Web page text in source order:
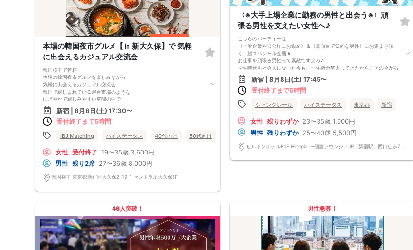
本場の韓国夜市グルメ【㏌ 新大久保】で 気軽
に出会えるカジュアル交流会
韓国横丁で乾杯
本場の韓国夜市グルメを楽しみながら
気軽に出会えるカジュアル交流会
韓国で親しまれている屋台市場のような
にぎやかで親しみやすい空間の中で
韓国グルメを楽しみながらの交流会です。
かしこまった雰囲気ではないので
交流イベントが初めての方や
┈┈┈┈┈┈⿻*.＆middot＆＆食事メニュー*.＆middot＆＆⿻
・おまかせサラダ ・蒸し餃子 3種
・鉄板プルコギ ・野菜のり巻き
・スイーツ（コグマパン）
ドリンク飲み放題（ビール付き）
※メニューは一部変更になる場合がございます。
皆様がリラックスしてご参加いただけるように
イベントサポート後しばらくしたら退店します
まずは楽しく交流してみたい
そんな気持ちで参加できるイベントはいかがですか
新宿 | 8月8日(土) 17:30〜
受付終了まで5時間
IBJ Matching ハイステータス 40代向け 50代向け 食事あり 東京都 新宿
女性 受付終了 19〜35歳 3,600円
男性 残り2席 27〜36歳 8,000円
韓国横丁 東京都新宿区大久保2-19-1 セントラル大久保1F
〈※大手上場企業に勤務の男性と出会う※〉頑
張る男性を支えたい女性へ♪
こちらのパーティーは
《一流企業や官公庁にお勤め》＆《真面目で知的な男性》にお集まり頂
く、超スペシャル企画★
お仕事を頑張る男性って素敵ですよね♪
学生時代も社会人になった今も、一生懸命努力してきたからこその今があ
る！そんな真面目で誠実な男性陣★お付き合いしたのちも結婚したのち
も、真面目で一途に尽くしてくれること間違いなし♪そんな彼となら、愛
情を感じられる幸せな生活が送れることでしょう♪
新宿 | 8月8日(土) 17:45〜
受付終了まで6時間
シャンクレール ハイステータス 東京都 新宿
女性 残りわずか 23〜35歳 1,000円
男性 残りわずか 25〜40歳 5,500円
46人突破！ 男性急募！